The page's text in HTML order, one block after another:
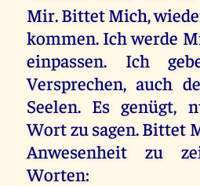
Mir. Bittet Mich,
kommen. Ich werde
einpassen. Ich
Versprechen, auch
Seelen. Es genügt,
Wort zu sagen. Bittet
Anwesenheit zu
Worten: